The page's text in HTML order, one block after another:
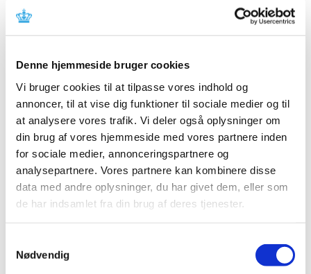
Denne hjemmeside bruger cookies
Vi bruger cookies til at tilpasse vores indhold og
annoncer, til at vise dig funktioner til sociale medier og til
at analysere vores trafik. Vi deler også oplysninger om
din brug af vores hjemmeside med vores partnere inden
for sociale medier, annonceringspartnere og
analysepartnere. Vores partnere kan kombinere disse
data med andre oplysninger, du har givet dem, eller som
de har indsamlet fra din brug af deres tjenester.
Nødvendig
2022 (197)
2019 (159)
2018 (150)
2017 (167)
2016 (167)
2015 (33)
2014 (44)
2013 (49)
2012 (44)
2011 (13)
2009 (14)